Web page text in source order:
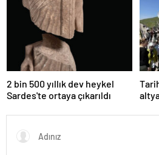
2 bin 500 yıllık dev heykel
Sardes'te ortaya çıkarıldı